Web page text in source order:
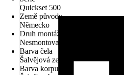
Quickset 500
Země původu
Německo
Druh montáže
Nesmontované
Barva čela
Šalvějová zelená
Barva korpusu